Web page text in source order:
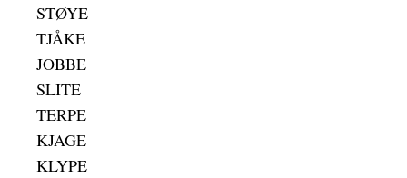
STØYE
TJÅKE
JOBBE
SLITE
TERPE
KJAGE
KLYPE